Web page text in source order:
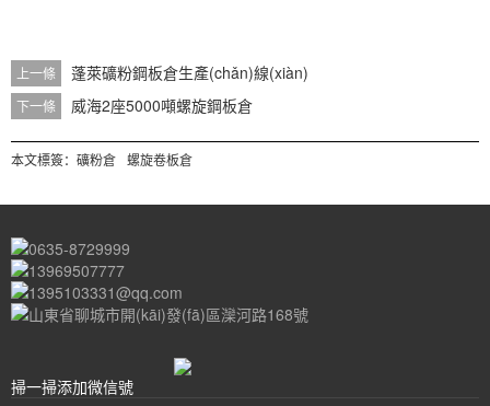
上一條 蓬萊礦粉鋼板倉生產(chǎn)線(xiàn)
下一條 威海2座5000噸螺旋鋼板倉
本文標簽： 礦粉倉 螺旋卷板倉
0635-8729999
13969507777
1395103331@qq.com
山東省聊城市開(kāi)發(fā)區灤河路168號
掃一掃添加微信號